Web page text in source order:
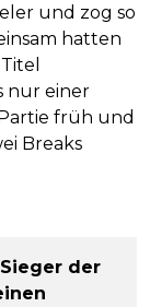
und zog so
hatten
nur einer
früh und
Breaks
der